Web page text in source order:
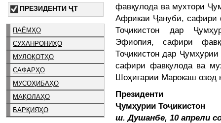
ПРЕЗИДЕНТИ ҶТ
ПАЁМҲО
СУХАНРОНИҲО
МУЛОҚОТҲО
САФАРҲО
МУСОҲИБАҲО
МАҚОЛАҲО
БАРҚИЯҲО
фавқулода ва мухтори
Африкаи Ҷанубӣ, сафири
Тоҷикистон дар
Эфиопия, сафири
Тоҷикистон дар
сафири фавқулода ва
Шоҳигарии Марокаш озод
Президенти
Ҷумҳурии
ш. Душанбе, 10 апрели